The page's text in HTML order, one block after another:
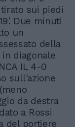
sui piedi
Due minuti
un
della
diagonale
IL 4-0
sull'azione
da destra
a Rossi
del portiere